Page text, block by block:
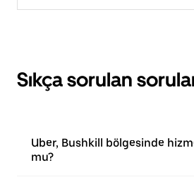
Sıkça sorulan
Uber, Bushkill bölgesinde
mu?